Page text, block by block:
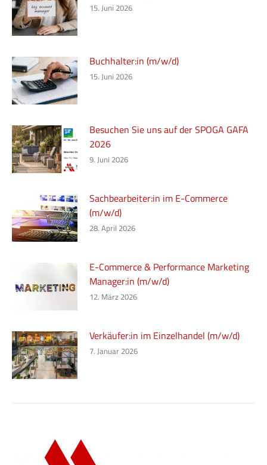
15. Juni 2026
Buchhalter:in (m/w/d)
15. Juni 2026
Besuchen Sie uns auf der SPOGA GAFA
2026
9. Juni 2026
Sachbearbeiter:in im E-Commerce
(m/w/d)
28. April 2026
E-Commerce & Performance Marketing
Manager:in (m/w/d)
12. März 2026
Verkäufer:in im Einzelhandel (m/w/d)
7. Januar 2026